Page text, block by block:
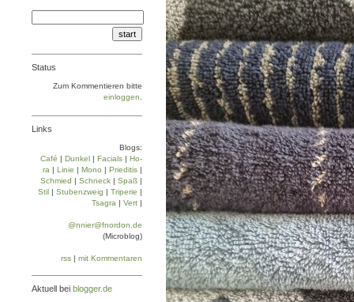
Status
Zum Kommentieren bitte
einloggen
Links
Blogs:
Café | Dun­kel | Facials | Ho­
ra | Linie | Mo­no | Prie­di­tis |
Schmied | Schneck | Spaß |
Stil | Stu­ben­zweig | Tri­pe­rie |
Tsa­gra | Vert |
@nnier@fnordon.de
(Microblog)
rss | mit Kommentaren
Aktuell bei blogger.de